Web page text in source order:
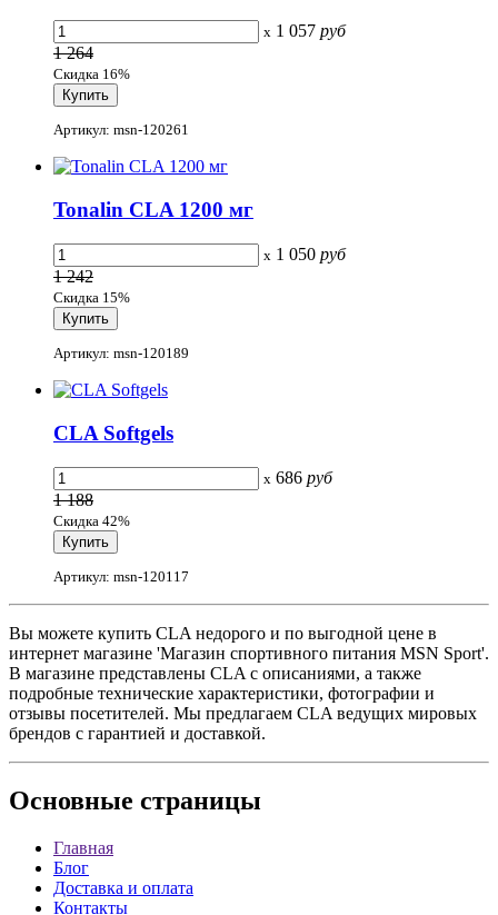
x 1 057 руб
1 264
Скидка 16%
Артикул: msn-120261
Tonalin CLA 1200 мг
x 1 050 руб
1 242
Скидка 15%
Артикул: msn-120189
CLA Softgels
x 686 руб
1 188
Скидка 42%
Артикул: msn-120117
Вы можете купить CLA недорого и по выгодной цене в
интернет магазине 'Магазин спортивного питания MSN Sport'.
В магазине представлены CLA с описаниями, а также
подробные технические характеристики, фотографии и
отзывы посетителей. Мы предлагаем CLA ведущих мировых
брендов с гарантией и доставкой.
Основные страницы
Главная
Блог
Доставка и оплата
Контакты